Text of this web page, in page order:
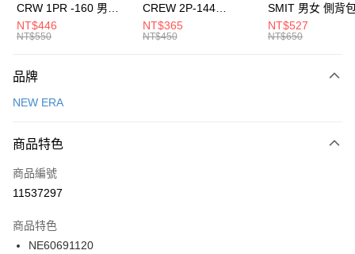
元大商業銀行
台灣樂天信用卡公司
全盈+PAY
AFTEE先享後付
【關於「AFTEE先享後付」】
便利好安心！
３．安心：先確認商品／服務後，再付款。
【「AFTEE先享後付」結帳流程】
１．於結帳方式選擇「AFTEE先享後付」後，將跳轉至「AFTEE先享後付」
２．訂單成立數日內，您將收到繳費通知簡訊。
３．收到繳費通知簡訊後14天內，點擊此簡訊中的連結，可透過四大超商／
ATM／網路銀行／等多元方式進行付款，方視為交易完成。
運送方式
每筆NT$100，滿NT$1,500(含以上)免運費
宅配
每筆NT$100，滿NT$1,500(含以上)免運費
付款後門市自取
每筆NT$100，滿NT$1,500(含以上)免運費
CRW 1PR -160 男女
中統襪 FZ3393100
NT$446
NT$550
CREW 2P-144
EMBRDY 男女 短統襪
FZ3073133
NT$365
NT$450
SMIT 男女 側背
BA5871010
NT$527
NT$650
品牌
NEW ERA
商品特色
商品編號
11537297
商品特色
NE60691120